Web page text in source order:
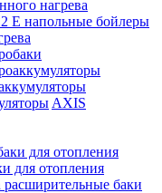
нагрева
E напольные бойлеры
AXIS
для отопления
расширительные баки